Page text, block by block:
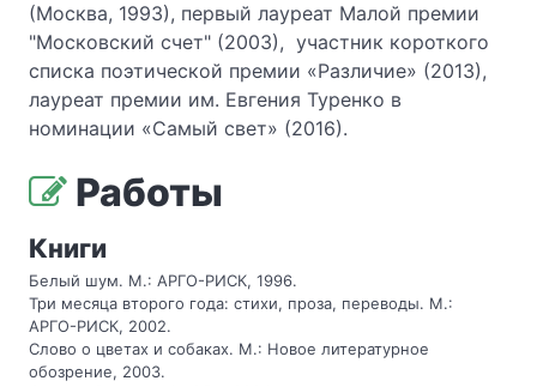
(Москва, 1993), первый лауреат Малой премии
"Московский счет" (2003), участник короткого
списка поэтической премии «Различие» (2013),
лауреат премии им. Евгения Туренко в
номинации «Самый свет» (2016).
Работы
Книги
Белый шум. М.: АРГО-РИСК, 1996.
Три месяца второго года: стихи, проза, переводы. М.:
АРГО-РИСК, 2002.
Слово о цветах и собаках. М.: Новое литературное
обозрение, 2003.